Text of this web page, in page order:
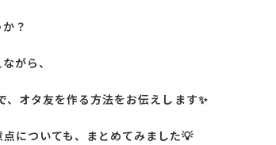
？
がら、
オタ友を作る方法をお伝えします✨
についても、まとめてみました💡